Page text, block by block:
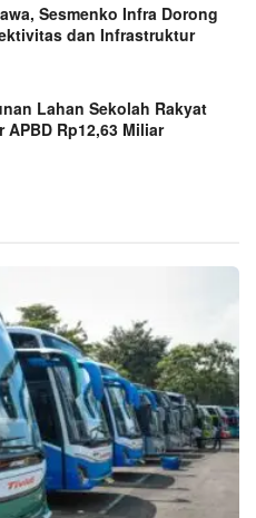
Sesmenko Infra Dorong
dan Infrastruktur
Lahan Sekolah Rakyat
Rp12,63 Miliar